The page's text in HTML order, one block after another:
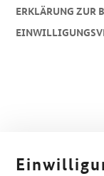
ERKLÄRUNG ZUR